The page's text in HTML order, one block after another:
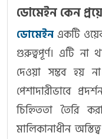
ডোমেইন কেন
ডোমেইন একটি
গুরুত্বপূর্ণ। এটি না
দেওয়া সম্ভব হয়
পেশাদারীভাবে
চিহ্নিততা তৈরি
মালিকানাধীন